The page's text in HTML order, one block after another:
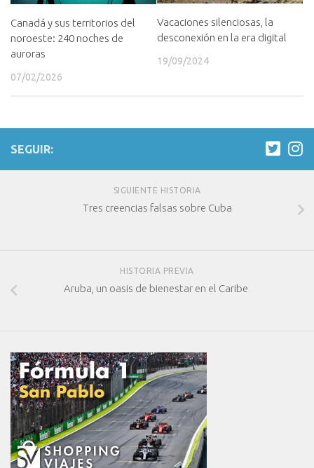
Canadá y sus territorios del
noroeste: 240 noches de
auroras
07/02/2026
Vacaciones silenciosas, la
desconexión en la era digital
19/09/2024
SEGUIR:
SIGUIENTE HISTORIA
Tres creencias falsas sobre Cuba
HISTORIA PREVIA
Aruba, un oasis de bienestar en el Caribe